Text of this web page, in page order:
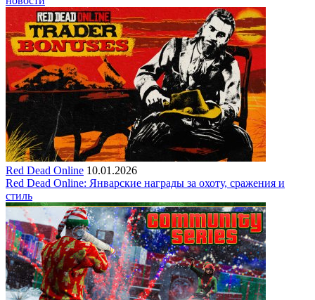
Red Dead Online 10.01.2026
Red Dead Online: Январские награды за охоту, сражения и
стиль